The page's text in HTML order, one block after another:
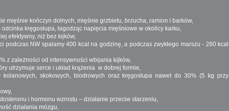
mięśnie kończyn dolnych, mięśnie grzbietu, brzucha, ramion i barków,
kręgosłupa, łagodząc napięcia mięśniowe w okolicy karku,
efektywny, niż bez kijków,
podczas NW spalamy 400 kcal na godzinę, a podczas zwykłego marszu - 280 kcal
z zależności od intensywności wbijania kijków,
utrzymuje serce i układ krążenia w dobrej formie,
skokowych, biodrowych oraz kręgosłupa nawet do 30% (5 kg przy
i hormonu wzrostu – działanie przeciw starzeniu,
działania mózgu,